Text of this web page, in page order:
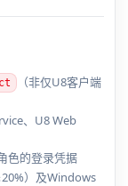
（非仅U8客户端
、U8 Web
色的登录凭据
）及Windows